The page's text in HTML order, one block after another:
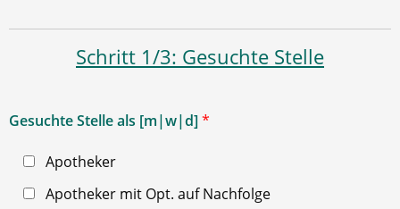
Schritt 1/3: Gesuchte Stelle
Gesuchte Stelle als [m|w|d] *
Apotheker
Apotheker mit Opt. auf Nachfolge